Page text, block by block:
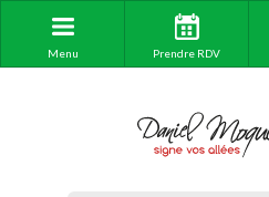
Menu Prendre RDV